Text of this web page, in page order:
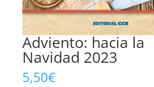
Adviento: hacia la
Navidad 2023
5,50€